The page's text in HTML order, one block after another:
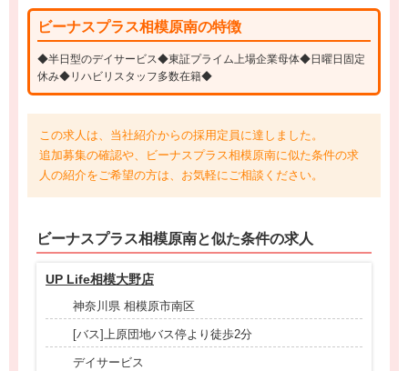
ビーナスプラス相模原南の特徴
◆半日型のデイサービス◆東証プライム上場企業母体◆日曜日固定
休み◆リハビリスタッフ多数在籍◆
この求人は、当社紹介からの採用定員に達しました。
追加募集の確認や、ビーナスプラス相模原南に似た条件の求
人の紹介をご希望の方は、お気軽にご相談ください。
ビーナスプラス相模原南と似た条件の求人
UP Life相模大野店
神奈川県 相模原市南区
[バス]上原団地バス停より徒歩2分
デイサービス